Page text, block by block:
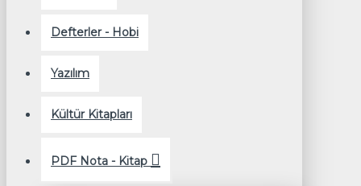
Defterler - Hobi
Yazılım
Kültür Kitapları
PDF Nota - Kitap